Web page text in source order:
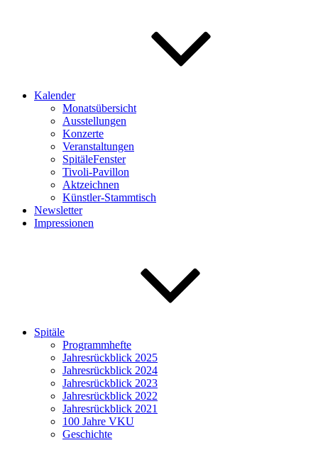
Kalender
Monatsübersicht
Ausstellungen
Konzerte
Veranstaltungen
SpitäleFenster
Tivoli-Pavillon
Aktzeichnen
Künstler-Stammtisch
Newsletter
Impressionen
Spitäle
Programmhefte
Jahresrückblick 2025
Jahresrückblick 2024
Jahresrückblick 2023
Jahresrückblick 2022
Jahresrückblick 2021
100 Jahre VKU
Geschichte